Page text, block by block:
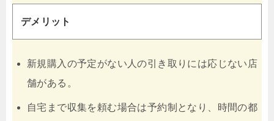
デメリット
新規購入の予定がない人の引き取りには応じない店
舗がある。
自宅まで収集を頼む場合は予約制となり、時間の都